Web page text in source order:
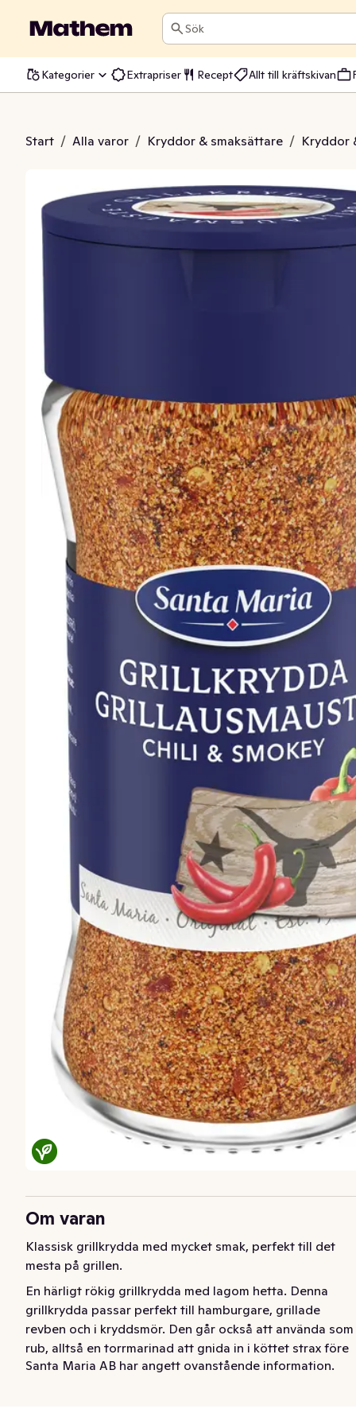
Sök
Kategorier Extrapriser Recept Allt till kräftskivan
Start / Alla varor / Kryddor & smaksättare / Kryddor
Chili & Smokey
Om varan
Klassisk grillkrydda med mycket smak, perfekt till det
mesta på grillen.
En härligt rökig grillkrydda med lagom hetta. Denna
grillkrydda passar perfekt till hamburgare, grillade
revben och i kryddsmör. Den går också att använda som
rub, alltså en torrmarinad att gnida in i köttet strax före
grillning. Använd Santa Maria American BBQ Spice Chili
Santa Maria AB har angett ovanstående information.